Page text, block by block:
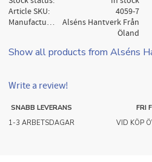
Article SKU
4059-7
Manufacturer
Alséns Hantverk Från
Öland
Show all products from Alséns
Write a review!
SNABB LEVERANS
1-3 ARBETSDAGAR
FRI
VID KÖP